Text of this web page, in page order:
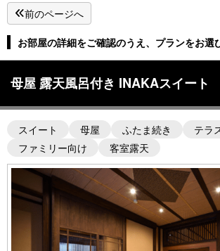
前のページへ
お部屋の詳細をご確認のうえ、プランをお選
母屋 露天風呂付き INAKAスイート
スイート 母屋 ふたま続き
テラ
ファミリー向け
客室露天